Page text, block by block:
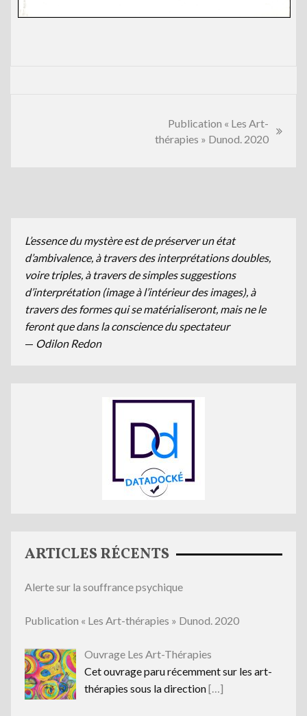
Publication « Les Art-
thérapies » Dunod. 2020
L’essence du mystère est de préserver un état
d’ambivalence, à travers des interprétations doubles,
voire triples, à travers de simples suggestions
d’interprétation (image à l’intérieur des images), à
travers des formes qui se matérialiseront, mais ne le
feront que dans la conscience du spectateur
— Odilon Redon
ARTICLES RÉCENTS
Alerte sur la souffrance psychique
Publication « Les Art-thérapies » Dunod. 2020
Ouvrage Les Art-Thérapies
Cet ouvrage paru récemment sur les art-
thérapies sous la direction[…]